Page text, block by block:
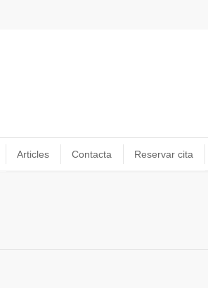
Articles Contacta Reservar cita